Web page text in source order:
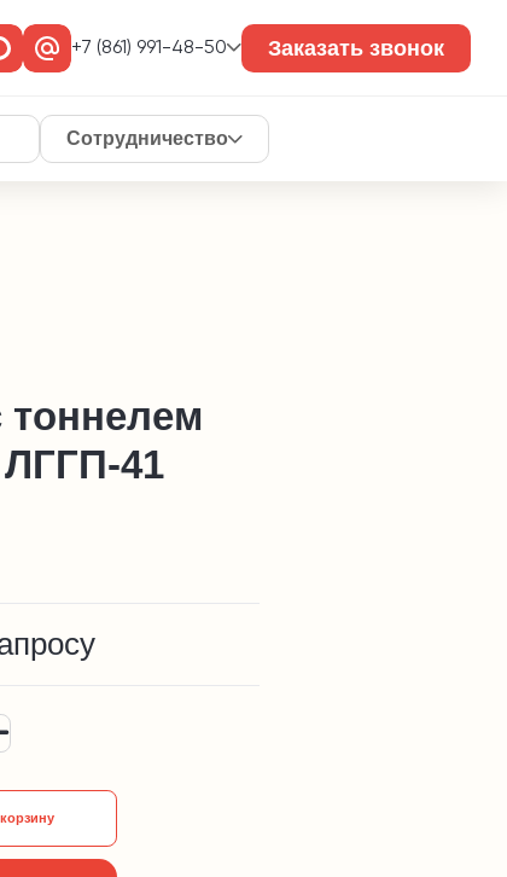
+7 (861) 991-48-50 Заказать звонок
Сотрудничество
тоннелем
41